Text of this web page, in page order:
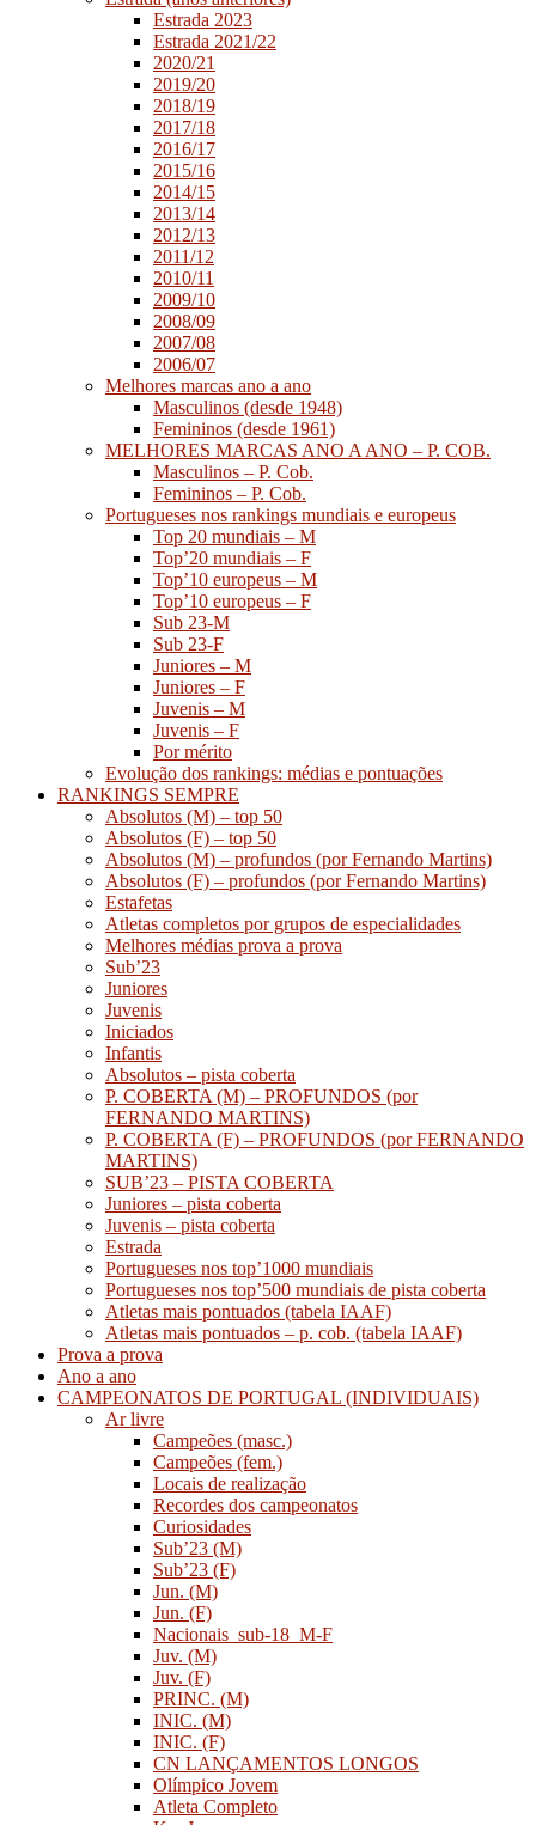
Estrada 2023
Estrada 2021/22
2020/21
2019/20
2018/19
2017/18
2016/17
2015/16
2014/15
2013/14
2012/13
2011/12
2010/11
2009/10
2008/09
2007/08
2006/07
Melhores marcas ano a ano
Masculinos (desde 1948)
Femininos (desde 1961)
MELHORES MARCAS ANO A ANO – P. COB.
Masculinos – P. Cob.
Femininos – P. Cob.
Portugueses nos rankings mundiais e europeus
Top 20 mundiais – M
Top’20 mundiais – F
Top’10 europeus – M
Top’10 europeus – F
Sub 23-M
Sub 23-F
Juniores – M
Juniores – F
Juvenis – M
Juvenis – F
Por mérito
Evolução dos rankings: médias e pontuações
RANKINGS SEMPRE
Absolutos (M) – top 50
Absolutos (F) – top 50
Absolutos (M) – profundos (por Fernando Martins)
Absolutos (F) – profundos (por Fernando Martins)
Estafetas
Atletas completos por grupos de especialidades
Melhores médias prova a prova
Sub’23
Juniores
Juvenis
Iniciados
Infantis
Absolutos – pista coberta
P. COBERTA (M) – PROFUNDOS (por
FERNANDO MARTINS)
P. COBERTA (F) – PROFUNDOS (por FERNANDO
MARTINS)
SUB’23 – PISTA COBERTA
Juniores – pista coberta
Juvenis – pista coberta
Estrada
Portugueses nos top’1000 mundiais
Portugueses nos top’500 mundiais de pista coberta
Atletas mais pontuados (tabela IAAF)
Atletas mais pontuados – p. cob. (tabela IAAF)
Prova a prova
Ano a ano
CAMPEONATOS DE PORTUGAL (INDIVIDUAIS)
Ar livre
Campeões (masc.)
Campeões (fem.)
Locais de realização
Recordes dos campeonatos
Curiosidades
Sub’23 (M)
Sub’23 (F)
Jun. (M)
Jun. (F)
Nacionais_sub-18_M-F
Juv. (M)
Juv. (F)
PRINC. (M)
INIC. (M)
INIC. (F)
CN LANÇAMENTOS LONGOS
Olímpico Jovem
Atleta Completo